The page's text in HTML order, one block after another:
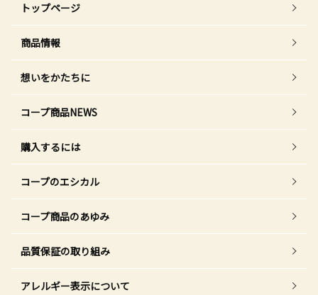
トップページ
商品情報
想いをかたちに
コープ商品NEWS
購入するには
コープのエシカル
コープ商品のあゆみ
品質保証の取り組み
アレルギー表示について